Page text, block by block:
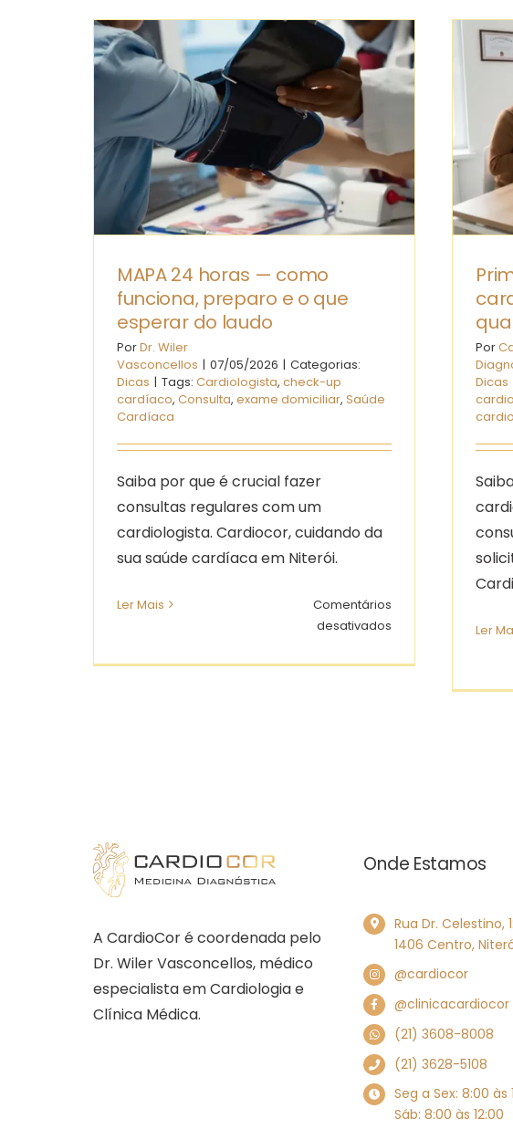
MAPA 24 horas — como
funciona, preparo e o que
esperar do laudo
PorDr. Wiler
Vasconcellos | 07/05/2026 | Categorias:
Dicas | Tags: Cardiologista, check-up
cardíaco, Consulta, exame domiciliar, Saúde
Cardíaca
Saiba por que é crucial fazer
consultas regulares com um
cardiologista. Cardiocor, cuidando da
sua saúde cardíaca em Niterói.
Ler Mais
Comentários
desativados
24
esperar
Por
Dicas
Ler
A CardioCor é coordenada pelo
Dr. Wiler Vasconcellos, médico
especialista em Cardiologia e
Clínica Médica.
Onde Estamos
Rua Dr. Celestino,
1406 Centro,
@cardiocor
@clinicacardiocor
(21) 3608-8008
(21) 3628-5108
Seg a Sex: 8:00 às
Sáb: 8:00 às 12:00